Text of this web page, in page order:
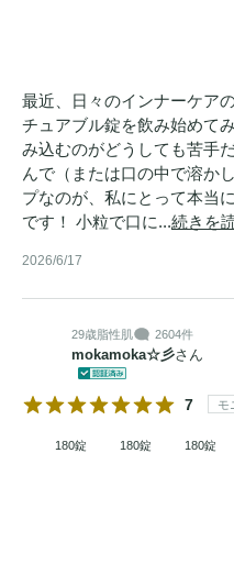
最近、日々のインナーケア
チュアブル錠を飲み始めて
み込むのがどうしても苦手
んで（または口の中で溶か
プなのが、私にとって本当
です！ 小粒で口に...続きを
2026/6/17
29歳脂性肌 2604件
mokamoka☆彡さん
7 モ
180錠 180錠 180錠